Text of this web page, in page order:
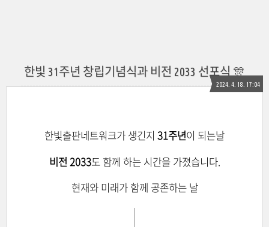
한빛 31주년 창립기념식과 비전 2033 선포식 🎊
2024. 4. 18. 17:04
한빛출판네트워크가 생긴지 31주년이 되는날
비전 2033도 함께 하는 시간을 가졌습니다.
현재와 미래가 함께 공존하는 날